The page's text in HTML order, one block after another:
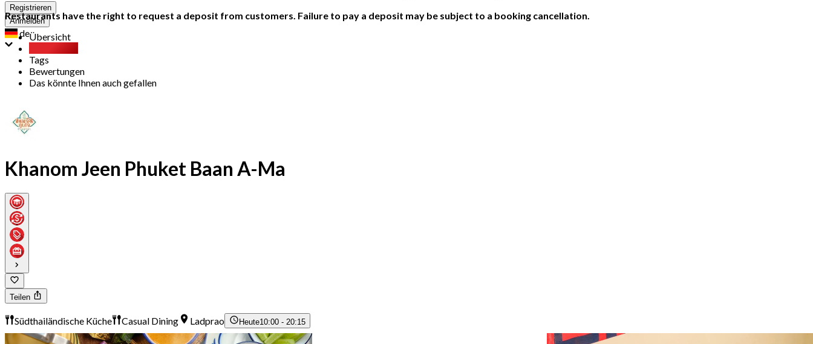
Registrieren
Anmelden
de
Restaurants have the right to request a deposit from customers. Failure to pay a deposit may be subject to a booking cancellation.
Übersicht
Tags
Bewertungen
Das könnte Ihnen auch gefallen
Khanom Jeen Phuket Baan A-Ma
Teilen
Südthailändische Küche Casual Dining Ladprao Heute10:00 - 20:15